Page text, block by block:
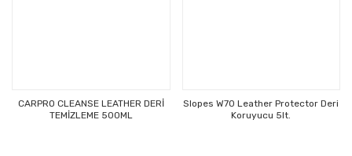
CARPRO CLEANSE LEATHER DERİ
TEMİZLEME 500ML
Slopes W70 Leather Protector Deri
Koruyucu 5lt.